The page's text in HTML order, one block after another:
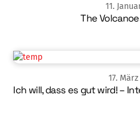
11.
The
17. März
Ich will, dass es gut wird! –